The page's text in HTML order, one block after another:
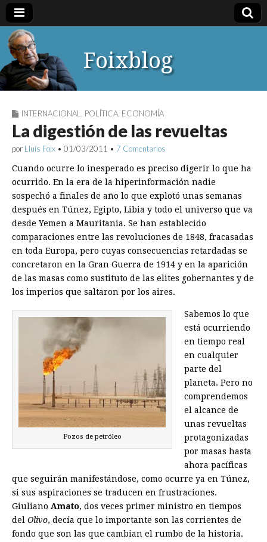
Foixblog
INTERNACIONAL POLÍTICA ECONOMÍA
La digestión de las revueltas
por Lluís Foix • 01/03/2011 • 7 Comentarios
Cuando ocurre lo inesperado es preciso digerir lo que ha
ocurrido. En la era de la hiperinformación nadie
sospechó a finales de año lo que explotó unas semanas
después en Túnez, Egipto, Libia y todo el universo que va
desde Yemen a Mauritania. Se han establecido
comparaciones entre las revoluciones de 1848, fracasadas
en toda Europa, pero cuyas consecuencias retardadas se
concretaron en la Gran Guerra de 1914 y en la aparición
de las masas como sustituto de las elites gobernantes y de
los imperios que saltaron por los aires.
Pozos de petróleo
Sabemos lo que
está ocurriendo
en tiempo real
en cualquier
parte del
planeta. Pero no
comprendemos
el alcance de
unas revueltas
protagonizadas
por masas hasta
ahora pacíficas
que seguirán manifestándose, como ocurre ya en Túnez,
si sus aspiraciones se traducen en frustraciones.
Giuliano Amato, dos veces primer ministro en tiempos
del Olivo, decía que lo importante son las corrientes de
fondo que son las que cambian el rumbo de la historia.